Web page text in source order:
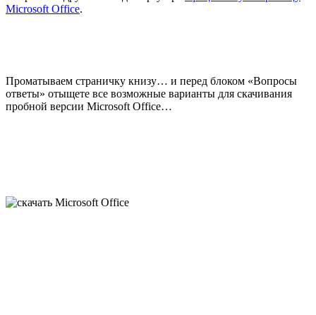
Microsoft Office.
Проматываем страничку книзу… и перед блоком «Вопросы
ответы» отыщете все возможные варианты для скачивания
пробной версии Microsoft Office…